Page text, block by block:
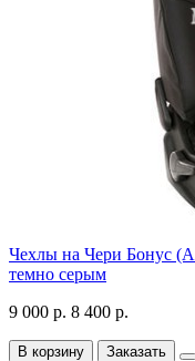
Чехлы на Чери Бонус
темно серым
9 000 р. 8 400 р.
В корзину Заказать